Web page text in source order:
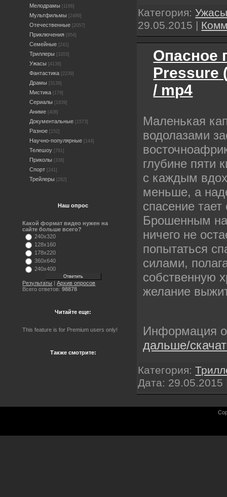
Мелодрамы [1166]
Мультфильмы [2489]
Отечественные [2057]
Приключения [954]
Семейные [241]
Триллеры [3203]
Ужасы [4136]
Фантастика [2239]
Драмы [3139]
Мистика [179]
Сериалы [1839]
Аниме [408]
Документальные [1573]
Разное [152]
Научно-популярные [144]
Телешоу [791]
Приколы [336]
Спорт [241]
Трейлеры [282]
Наш опрос
Какой формат видео нужен на
сайте больше всего?
240x320
128x160
178x220
360x640
240x400
Результаты |Архив опросов
Всего ответов:98878
Читайте еще:
This feature is for Premium users only!
Также смотрите:
Категория:
29.05.2015 |
Опасное
Pressure
/ mp4
Маленькая
водолазами
глубине пяти
с каждым
меньше, а
спасение
Брошенным
ничего не
попытаться
силами,
собственную
желание
Информация
дальше/
Категория:
Дата: 29.05.2015